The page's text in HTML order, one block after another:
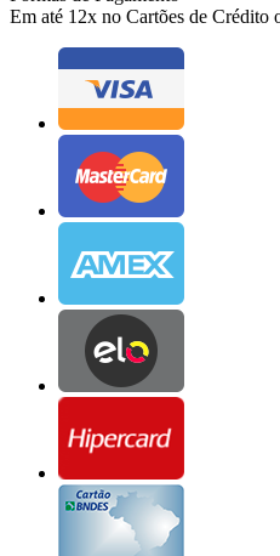
Em até 12x no Cartões de Crédito